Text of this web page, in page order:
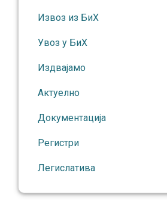
Извоз из БиХ
Увоз у БиХ
Издвајамо
Актуелно
Документација
Регистри
Легислатива